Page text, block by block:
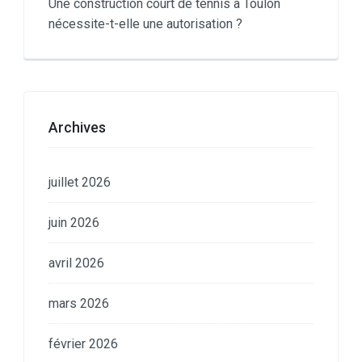
Une construction court de tennis à Toulon
nécessite-t-elle une autorisation ?
Archives
juillet 2026
juin 2026
avril 2026
mars 2026
février 2026